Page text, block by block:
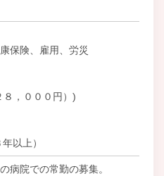
保険、雇用、労災
８，０００円）)
以上）
病院での常勤の募集。